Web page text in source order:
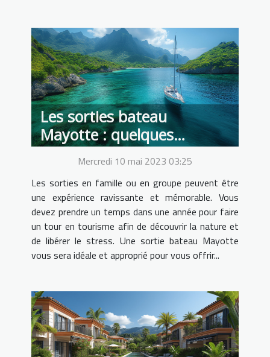
Les sorties bateau
Mayotte : quelques
avantages de cette
expérience aux touristes
Mercredi 10 mai 2023 03:25
Les sorties en famille ou en groupe peuvent être
une expérience ravissante et mémorable. Vous
devez prendre un temps dans une année pour faire
un tour en tourisme afin de découvrir la nature et
de libérer le stress. Une sortie bateau Mayotte
vous sera idéale et approprié pour vous offrir...